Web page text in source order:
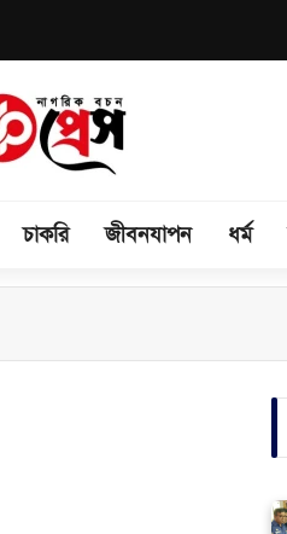
চাকরি জীবনযাপন ধর্ম